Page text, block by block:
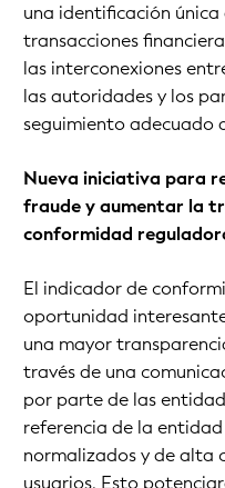
una identificación
transacciones
las interconexiones
las autoridades y los
seguimiento adecuado
Nueva iniciativa para
fraude y aumentar la
conformidad
El indicador de
oportunidad
una mayor
través de una
por parte de las
referencia de la
normalizados y de alta
usuarios. Esto